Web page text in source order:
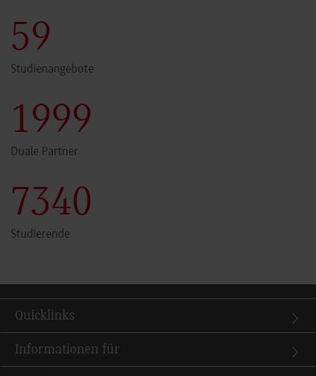
60
Studienangebote
2000
Duale Partner
7341
Studierende
Quicklinks
Informationen für